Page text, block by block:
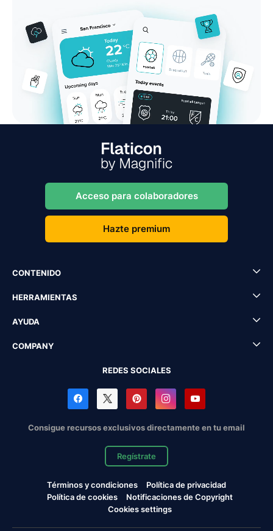
Acceso para colaboradores
Hazte premium
CONTENIDO
HERRAMIENTAS
AYUDA
COMPANY
REDES SOCIALES
Consigue recursos exclusivos directamente en tu email
Regístrate
Términos y condiciones
Política de privacidad
Política de cookies
Notificaciones de Copyright
Cookies settings